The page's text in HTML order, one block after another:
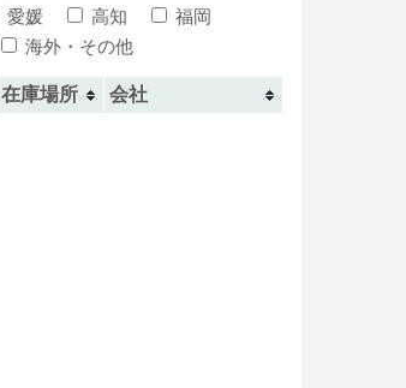
愛媛 高知
福岡
海外・その他
在庫場所 会社